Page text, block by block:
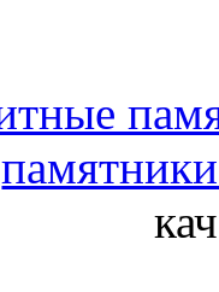
Машевка,